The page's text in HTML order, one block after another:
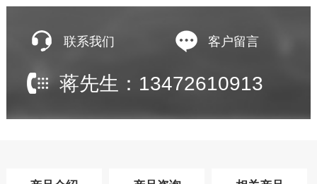
联系我们 客户留言
蒋先生：13472610913